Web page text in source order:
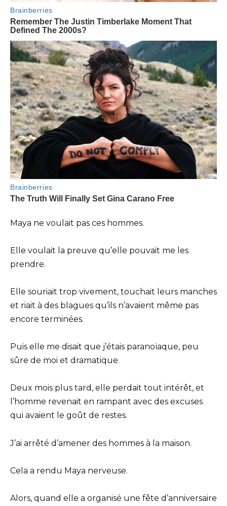
Maya ne voulait pas ces hommes.
Elle voulait la preuve qu’elle pouvait me les
prendre.
Elle souriait trop vivement, touchait leurs manches
et riait à des blagues qu’ils n’avaient même pas
encore terminées.
Puis elle me disait que j’étais paranoïaque, peu
sûre de moi et dramatique.
Deux mois plus tard, elle perdait tout intérêt, et
l’homme revenait en rampant avec des excuses
qui avaient le goût de restes.
J’ai arrêté d’amener des hommes à la maison.
Cela a rendu Maya nerveuse.
Alors, quand elle a organisé une fête d’anniversaire